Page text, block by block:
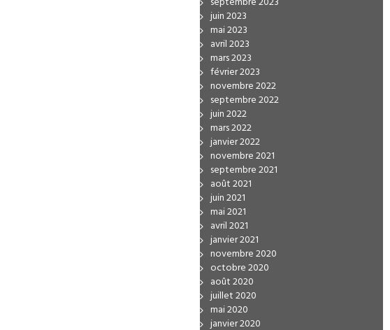
juin 2023
mai 2023
avril 2023
mars 2023
février 2023
novembre 2022
septembre 2022
juin 2022
mars 2022
janvier 2022
novembre 2021
septembre 2021
août 2021
juin 2021
mai 2021
avril 2021
janvier 2021
novembre 2020
octobre 2020
août 2020
juillet 2020
mai 2020
janvier 2020